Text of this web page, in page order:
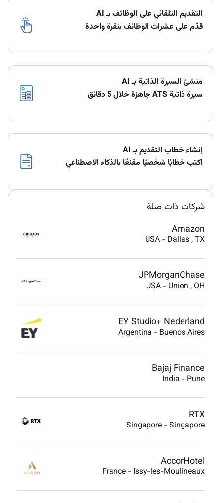
التقديم التلقائي على الوظائف بـ AI
قدّم على عشرات الوظائف بنقرة واحدة
منشئ السيرة الذاتية بـ AI
سيرة ذاتية ATS جاهزة خلال 5 دقائق
إنشاء خطاب التقديم بـ AI
اكتب خطابًا شخصيًا مقنعًا بالذكاء الاصطناعي
شركات ذات صلة
Amazon
USA - Dallas, TX
JPMorganChase
USA - Union , OH
EY Studio+ Nederland
Argentina - Buenos Aires
Bajaj Finance
India - Pune
RTX
Singapore -Singapore
AccorHotel
France - Issy-les-Moulineaux